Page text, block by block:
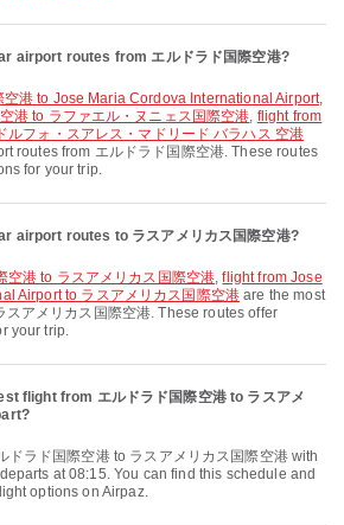
airport routes from エルドラド国際空港?
空港 to Jose Maria Cordova International Airport,
港 to ラファエル・ヌニェス国際空港, flight from
ルフォ・スアレス・マドリード バラハス 空港
routes from エルドラド国際空港. These routes
for your trip.
airport routes to ラスアメリカス国際空港?
空港 to ラスアメリカス国際空港,flight from Jose
Airport to ラスアメリカス国際空港 are the most
アメリカス国際空港. These routes offer
your trip.
flight from エルドラド国際空港 to ラスアメ
at 08:15. You can find this schedule and
options on Airpaz.